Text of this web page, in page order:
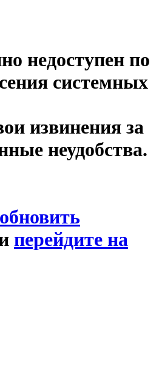
недоступен по
системных
извинения за
неудобства.
обновить
перейдите на